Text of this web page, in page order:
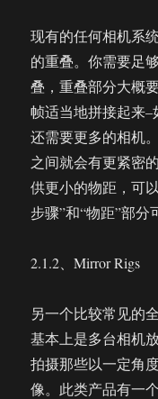
现有的任何相机系
的重叠。你需要足
叠，重叠部分大概
帧适当地拼接起来
还需要更多的相机
之间就会有更紧密
供更小的物距，可
步骤”和“物距”部分
2.1.2、Mirror Rigs
另一个比较常见的
基本上是多台相机
拍摄那些以一定角
像。此类产品有一